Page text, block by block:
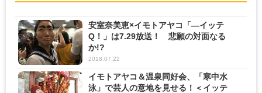
安室奈美恵×イモトアヤコ「―イッテ
Q！」は7.29放送！ 悲願の対面なる
か!?
2018.07.22
イモトアヤコ＆温泉同好会、「寒中水
泳」で芸人の意地を見せる！＜イッテ